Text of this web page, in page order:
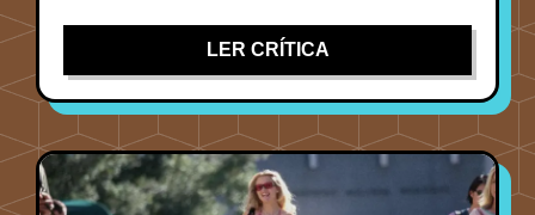
LER CRÍTICA